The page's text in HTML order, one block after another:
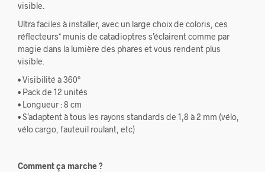
visible.
Ultra faciles à installer, avec un large choix de coloris, ces
réflecteurs* munis de catadioptres s’éclairent comme par
magie dans la lumière des phares et vous rendent plus
visible.
• Visibilité à 360°
• Pack de 12 unités
• Longueur : 8 cm
• S’adaptent à tous les rayons standards de 1,8 à 2 mm (vélo,
vélo cargo, fauteuil roulant, etc)
Comment ça marche ?